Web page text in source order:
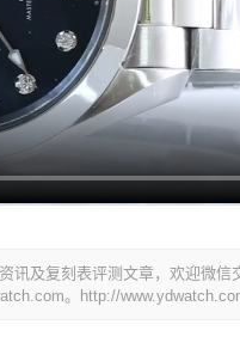
讯及复刻表评测文章，欢迎微信
。
http://